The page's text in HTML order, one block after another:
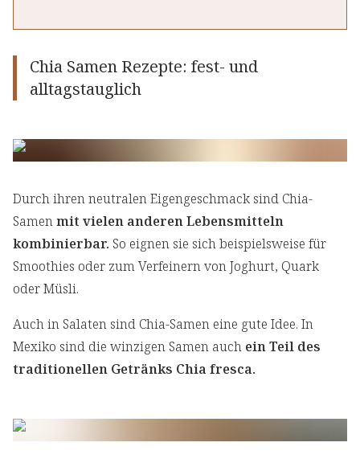
Chia Samen Rezepte: fest- und
alltagstauglich
Durch ihren neutralen Eigengeschmack sind Chia-
Samenmit vielen anderen Lebensmitteln
kombinierbar. So eignen sie sich beispielsweise für
Smoothies oder zum Verfeinern von Joghurt, Quark
oder Müsli.
Auch in Salaten sind Chia-Samen eine gute Idee. In
Mexiko sind die winzigen Samen auch ein Teil des
traditionellen Getränks Chia fresca.